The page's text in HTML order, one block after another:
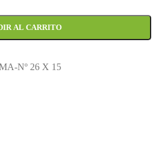
AL CARRITO
Nº 26 X 15